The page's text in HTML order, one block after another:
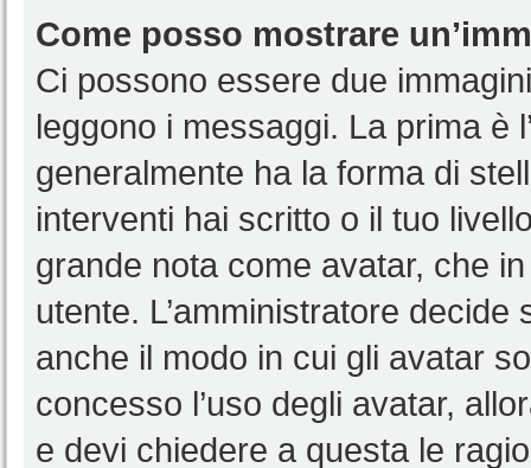
Come posso mostrare
Ci possono essere due
leggono i messaggi. La prima è
generalmente ha la forma di
interventi hai scritto o il tuo
grande nota come avatar, che
utente. L’amministratore
anche il modo in cui gli avatar
concesso l’uso degli avatar,
e devi chiedere a questa le